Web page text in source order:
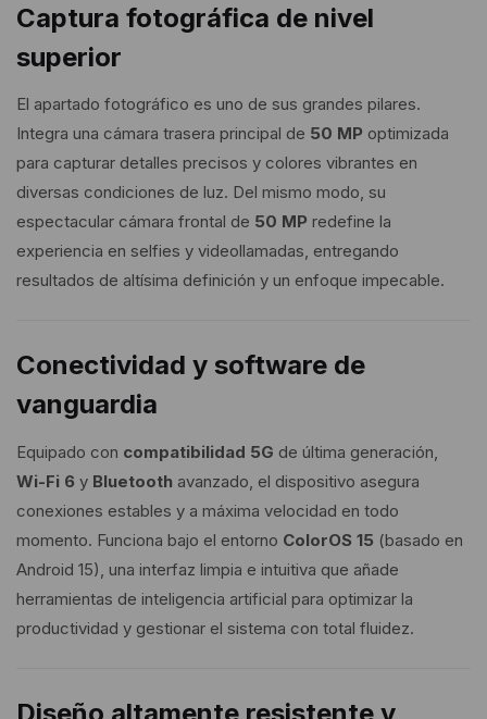
Captura fotográfica de nivel
superior
El apartado fotográfico es uno de sus grandes pilares.
Integra una cámara trasera principal de 50 MP optimizada
para capturar detalles precisos y colores vibrantes en
diversas condiciones de luz. Del mismo modo, su
espectacular cámara frontal de 50 MP redefine la
experiencia en selfies y videollamadas, entregando
resultados de altísima definición y un enfoque impecable.
Conectividad y software de
vanguardia
Equipado con compatibilidad 5G de última generación,
Wi-Fi 6 y Bluetooth avanzado, el dispositivo asegura
conexiones estables y a máxima velocidad en todo
momento. Funciona bajo el entorno ColorOS 15 (basado en
Android 15), una interfaz limpia e intuitiva que añade
herramientas de inteligencia artificial para optimizar la
productividad y gestionar el sistema con total fluidez.
Diseño altamente resistente y